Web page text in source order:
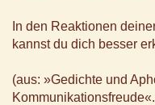
In den Reaktionen
kannst du dich besser
(aus: »Gedichte und
Kommunikationsfreude«.